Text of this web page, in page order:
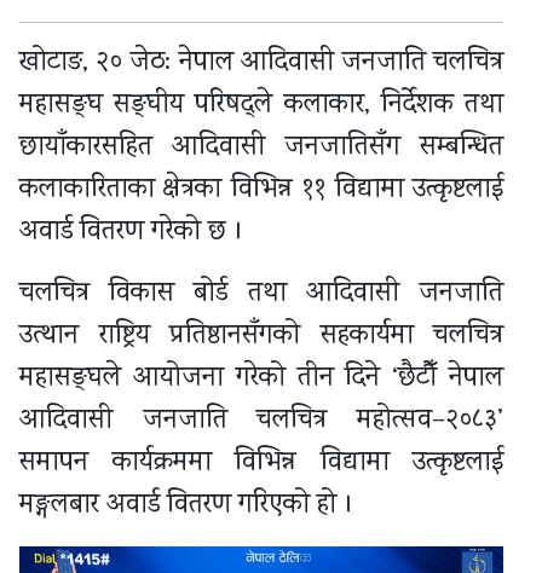
खोटाङ, २० जेठ: नेपाल आदिवासी जनजाति चलचित्र
महासङ्घ सङ्घीय परिषद्ले कलाकार, निर्देशक तथा
छायाँकारसहित आदिवासी जनजातिसँग सम्बन्धित
कलाकारिताका क्षेत्रका विभिन्न ११ विद्यामा उत्कृष्टलाई
अवार्ड वितरण गरेको छ ।
चलचित्र विकास बोर्ड तथा आदिवासी जनजाति
उत्थान राष्ट्रिय प्रतिष्ठानसँगको सहकार्यमा चलचित्र
महासङ्घले आयोजना गरेको तीन दिने ‘छैटौँ नेपाल
आदिवासी जनजाति चलचित्र महोत्सव–२०८३’
समापन कार्यक्रममा विभिन्न विद्यामा उत्कृष्टलाई
मङ्गलबार अवार्ड वितरण गरिएको हो ।